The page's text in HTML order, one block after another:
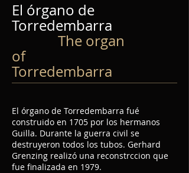
El órgano de
Torredembarra
The organ
of
Torredembarra
El órgano de Torredembarra fué
construido en 1705 por los hermanos
Guilla. Durante la guerra civil se
destruyeron todos los tubos. Gerhard
Grenzing realizó una reconstrccion que
fue finalizada en 1979.